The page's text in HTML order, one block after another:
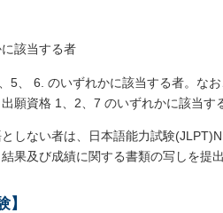
該当する者
5、 6. のいずれかに該当する者。なお
願資格 1、2、7 のいずれかに該当す
しない者は、日本語能力試験
果及び成績に関する書類の写しを提出
】